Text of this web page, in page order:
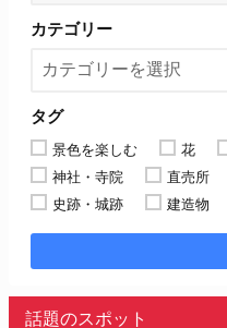
カテゴリー
タグ
景色を楽しむ 花
神社・寺院
直売所
史跡・城跡
建造物
話題のスポット